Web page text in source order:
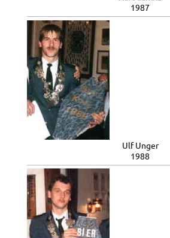
1987
Ulf Unger
1988